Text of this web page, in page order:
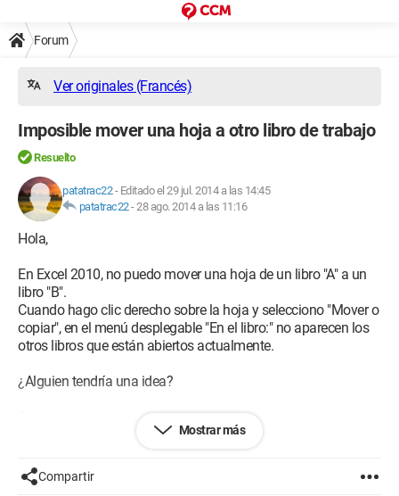
Forum
Ver originales (Francés)
Imposible mover una hoja a otro libro de trabajo
Resuelto
patatrac22- Editado el 29 jul. 2014 a las 14:45
patatrac22-28 ago. 2014 a las 11:16
Hola,
En Excel 2010, no puedo mover una hoja de un libro "A" a un
libro "B".
Cuando hago clic derecho sobre la hoja y selecciono "Mover o
copiar", en el menú desplegable "En el libro:" no aparecen los
otros libros que están abiertos actualmente.
¿Alguien tendría una idea?
Mostrar más
Compartir